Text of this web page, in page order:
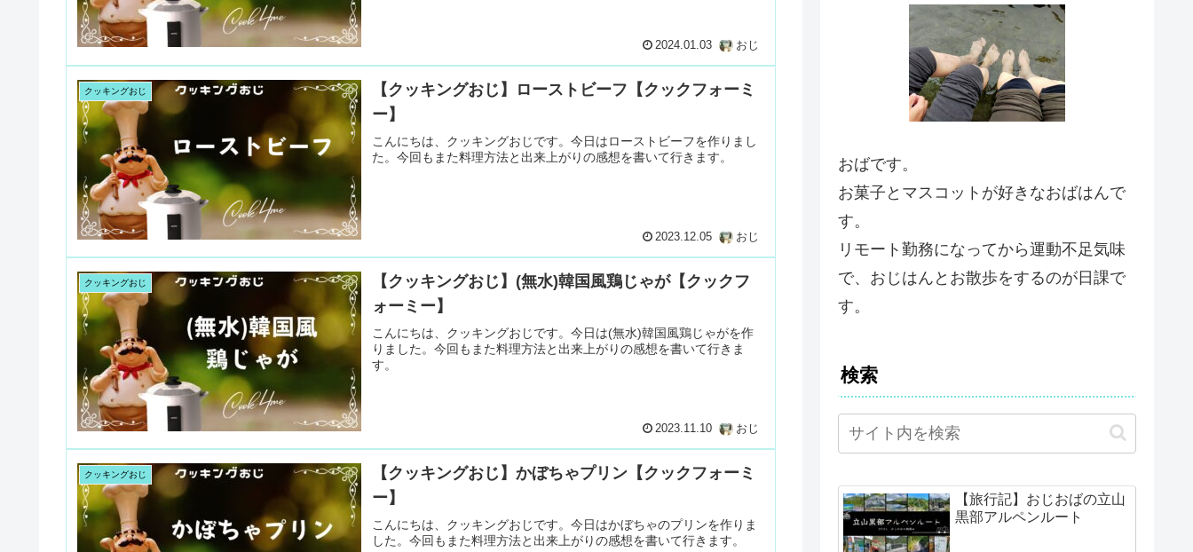
2024.01.03 おじ
クッキングおじ
【クッキングおじ】ローストビーフ【クックフォーミ
ー】
こんにちは、クッキングおじです。今日はローストビーフを作りまし
た。今回もまた料理方法と出来上がりの感想を書いて行きます。
2023.12.05 おじ
クッキングおじ
【クッキングおじ】(無水)韓国風鶏じゃが【クックフ
ォーミー】
こんにちは、クッキングおじです。今日は(無水)韓国風鶏じゃがを作
りました。今回もまた料理方法と出来上がりの感想を書いて行きま
す。
2023.11.10 おじ
クッキングおじ
【クッキングおじ】かぼちゃプリン【クックフォーミ
ー】
こんにちは、クッキングおじです。今日はかぼちゃのプリンを作りま
した。今回もまた料理方法と出来上がりの感想を書いて行きます。
おばです。
お菓子とマスコットが好きなおばはんで
す。
リモート勤務になってから運動不足気味
で、おじはんとお散歩をするのが日課で
す。
検索
【旅行記】おじおばの立山
黒部アルペンルート